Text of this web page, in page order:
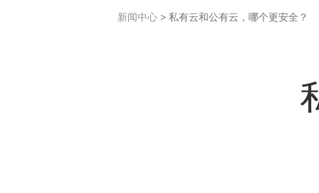
新闻中心 > 私有云和公有云，哪个更安全？